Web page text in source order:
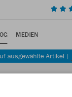
MEDIEN
ausgewählte Artikel |